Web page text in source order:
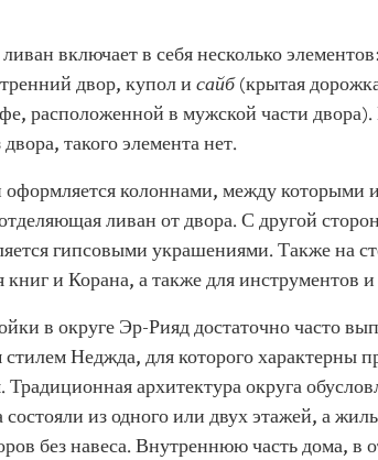
включает в себя несколько элементов:
двор, купол и сайб(крытая
расположенной в мужской части
такого элемента нет.
колоннами, между которыми
ливан от двора. С другой
гипсовыми украшениями. Также на
книг и Корана, а также для инструментов
в округе Эр-Рияд достаточно часто
Неджда, для которого характерны
Традиционная архитектура округа
из одного или двух этажей, а
без навеса. Внутреннюю часть дома, в